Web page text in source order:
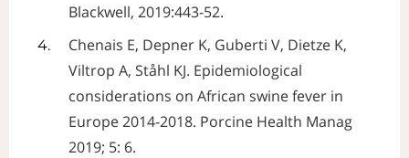
Blackwell, 2019:443-52.
Chenais E, Depner K, Guberti V, Dietze K,
Viltrop A, Ståhl KJ. Epidemiological
considerations on African swine fever in
Europe 2014-2018. Porcine Health Manag
2019; 5: 6.